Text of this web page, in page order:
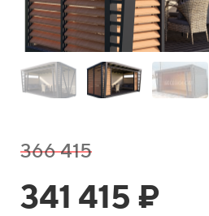
366 415
341 415 ₽